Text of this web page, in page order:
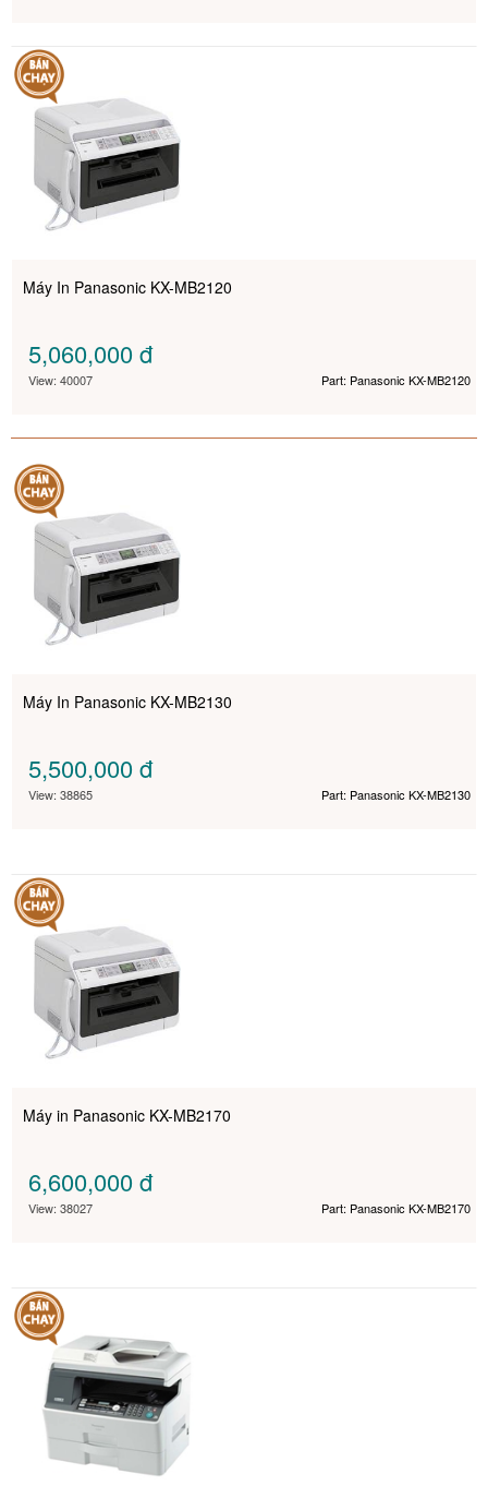
Máy In Panasonic KX-MB2120
5,060,000đ
View: 40007 Part: Panasonic KX-MB2120
Máy In Panasonic KX-MB2130
5,500,000đ
View: 38865 Part: Panasonic KX-MB2130
Máy in Panasonic KX-MB2170
6,600,000đ
View: 38027 Part: Panasonic KX-MB2170